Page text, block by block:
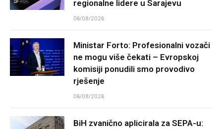
regionalne lidere u Sarajevu
06/08/2026
Ministar Forto: Profesionalni vozači
ne mogu više čekati – Evropskoj
komisiji ponudili smo provodivo
rješenje
06/08/2026
BiH zvanično aplicirala za SEPA-u: